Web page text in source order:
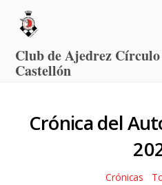
Club de Ajedrez
Castellón
Crónica del
Crónicas